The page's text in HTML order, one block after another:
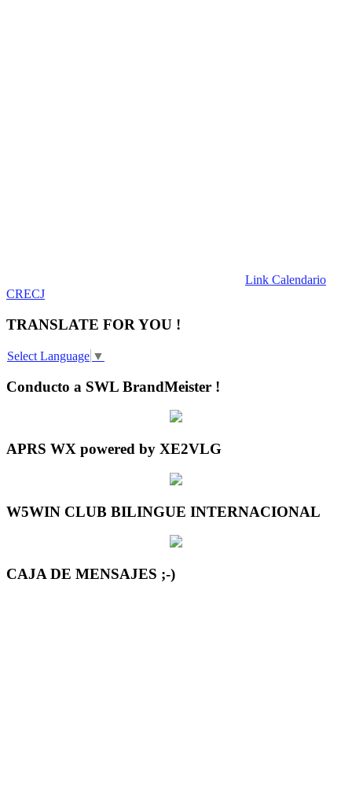
Link Calendario
CRECJ
TRANSLATE FOR YOU !
Select Language ▼
Conducto a SWL BrandMeister !
APRS WX powered by XE2VLG
W5WIN CLUB BILINGUE INTERNACIONAL
CAJA DE MENSAJES ;-)